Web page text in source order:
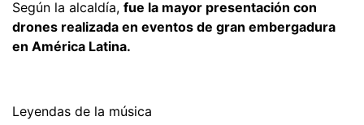
Según la alcaldía, fue la mayor presentación con
drones realizada en eventos de gran embergadura
en América Latina.
Leyendas de la música